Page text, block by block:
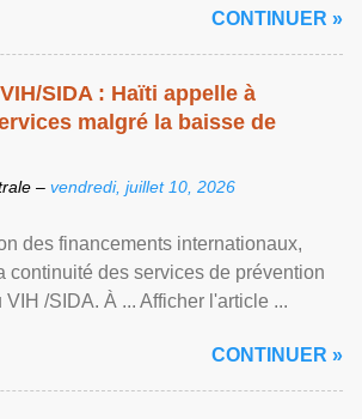
CONTINUER »
SIDA : Haïti appelle à
malgré la baisse de
– vendredi, juillet 10, 2026
des financements internationaux,
continuité des services de prévention
/SIDA. À ... Afficher l'article ...
CONTINUER »